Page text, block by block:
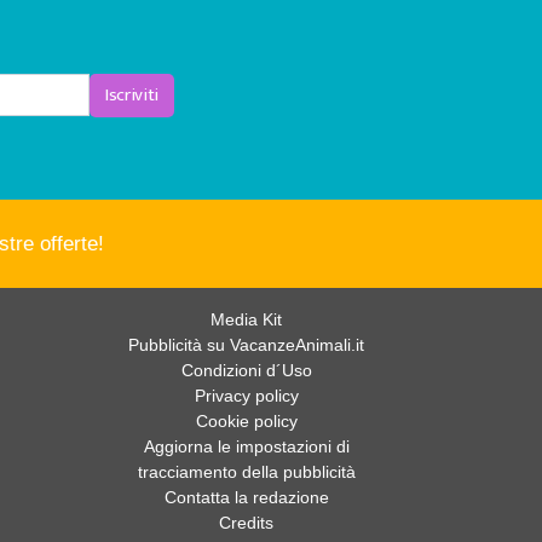
Iscriviti
offerte!
Media Kit
Pubblicità su VacanzeAnimali.it
Condizioni d´Uso
Privacy policy
Cookie policy
Aggiorna le impostazioni di
tracciamento della pubblicità
Contatta la redazione
Credits